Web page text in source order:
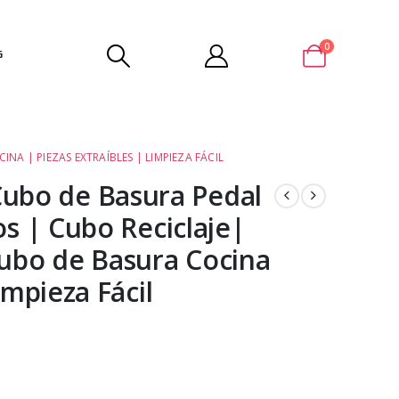
0
| PIEZAS EXTRAÍBLES | LIMPIEZA FÁCIL
de Basura Pedal
| Cubo Reciclaje|
de Basura Cocina
Fácil